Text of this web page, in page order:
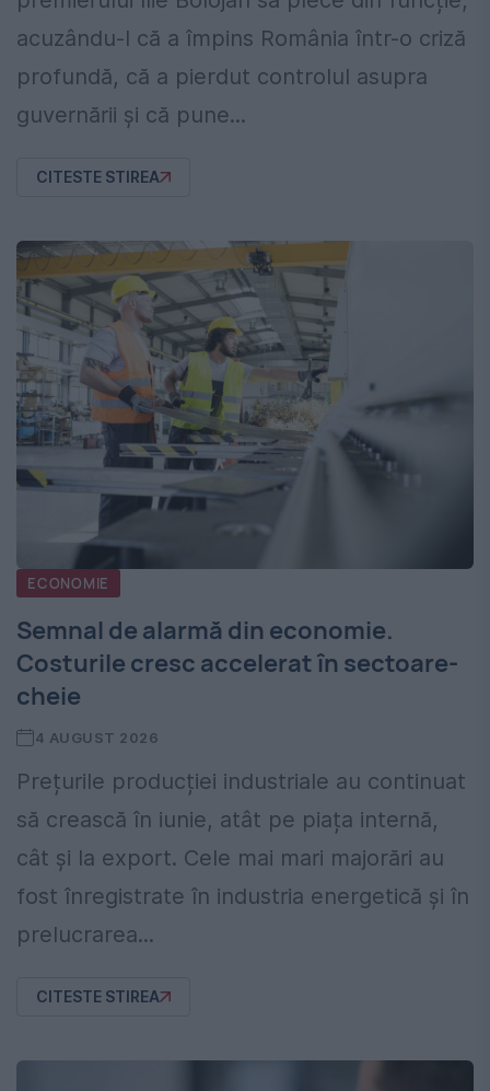
acuzându-l că a împins România într-o criză
profundă, că a pierdut controlul asupra
guvernării și că pune...
CITESTE STIREA
ECONOMIE
Semnal de alarmă din economie.
Costurile cresc accelerat în sectoare-
cheie
4 AUGUST 2026
Prețurile producției industriale au continuat
să crească în iunie, atât pe piața internă,
cât și la export. Cele mai mari majorări au
fost înregistrate în industria energetică și în
prelucrarea...
CITESTE STIREA